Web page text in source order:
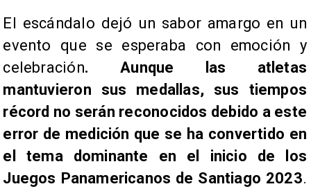
El escándalo dejó un sabor amargo en un
evento que se esperaba con emoción y
celebración. Aunque las atletas
mantuvieron sus medallas, sus tiempos
récord no serán reconocidos debido a este
error de medición que se ha convertido en
el tema dominante en el inicio de los
Juegos Panamericanos de Santiago 2023.